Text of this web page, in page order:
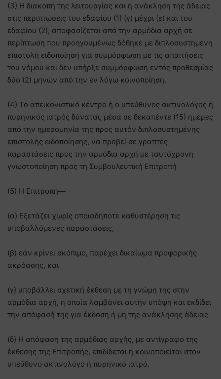
(3) Η διακοπή της λειτουργίας και η ανάκληση της άδειας
στις περιπτώσεις του εδαφίου (1) (γ) μέχρι (ε) και του
εδαφίου (2), αποφασίζεται από την αρμόδια αρχή σε
περίπτωση που προηγουμένως δόθηκε με διπλοσυστημένη
επιστολή ειδοποίηση για συμμόρφωση με τις απαιτήσεις
του νόμου και δεν υπήρξε συμμόρφωση εντός προθεσμίας
δύο (2) μηνών από την εν λόγω κοινοποίηση.
(4) Το απεικονιστικό κέντρο ή ο υπεύθυνος ακτινολόγος ή
πυρηνικός ιατρός δύναται, μέσα σε δεκαπέντε (15) ημέρες
από την ημερομηνία της προς αυτόν διπλοσυστημένης
επιστολής ειδοποίησης, να προβεί σε γραπτές
παραστάσεις προς την αρμόδια αρχή με ταυτόχρονη
γνωστοποίηση προς τη Συμβουλευτική Επιτροπή
(5) Η Επιτροπή—
(α) Εξετάζει χωρίς οποιαδήποτε καθυστέρηση τις
υποβαλλόμενες παραστάσεις,
(β) εάν κρίνει σκόπιμο, παρέχει δικαίωμα προφορικής
ακρόασης, και
(γ) υποβάλλει σχετική έκθεση με τη γνώμη της στην
αρμόδια αρχή, η οποία λαμβάνει αυτήν υπόψη και εκδίδει
την απόφασή της για έκδοση ή μη της ανάκλησης άδειας
(δ) Η απόφαση της αρμόδιας αρχής, με αντίγραφο της
έκθεσης της Επιτροπής, επιδίδεται ή κοινοποιείται στον
υπεύθυνο ακτινολόγο ή πυρηνικό ιατρό.